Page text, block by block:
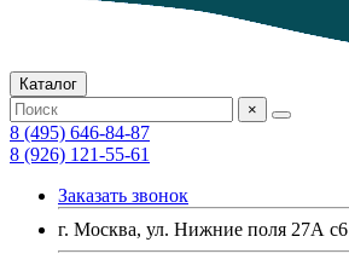
Каталог
×
8 (495) 646-84-87
8 (926) 121-55-61
Заказать звонок
г. Москва, ул. Нижние поля 27А с6